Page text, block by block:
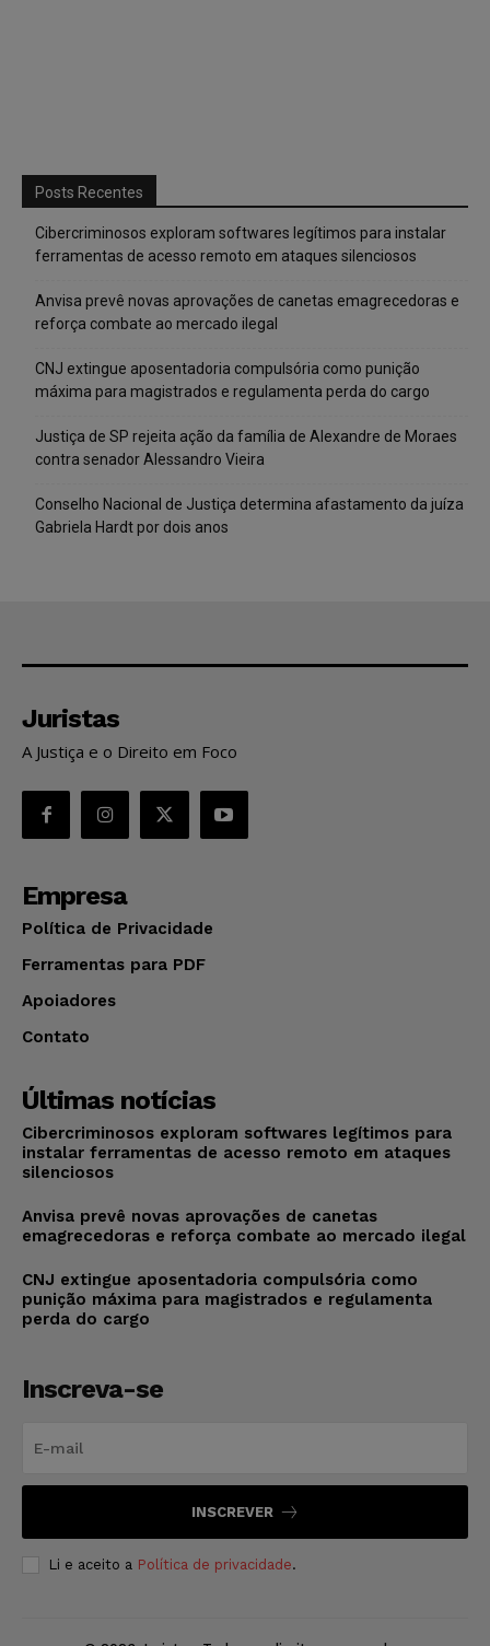
Posts Recentes
Cibercriminosos exploram softwares legítimos para instalar
ferramentas de acesso remoto em ataques silenciosos
Anvisa prevê novas aprovações de canetas emagrecedoras e
reforça combate ao mercado ilegal
CNJ extingue aposentadoria compulsória como punição
máxima para magistrados e regulamenta perda do cargo
Justiça de SP rejeita ação da família de Alexandre de Moraes
contra senador Alessandro Vieira
Conselho Nacional de Justiça determina afastamento da juíza
Gabriela Hardt por dois anos
Juristas
A Justiça e o Direito em Foco
Empresa
Política de Privacidade
Ferramentas para PDF
Apoiadores
Contato
Últimas notícias
Cibercriminosos exploram softwares legítimos para
instalar ferramentas de acesso remoto em ataques
silenciosos
Anvisa prevê novas aprovações de canetas
emagrecedoras e reforça combate ao mercado ilegal
CNJ extingue aposentadoria compulsória como
punição máxima para magistrados e regulamenta
perda do cargo
Inscreva-se
INSCREVER
Li e aceito a Política de privacidade.